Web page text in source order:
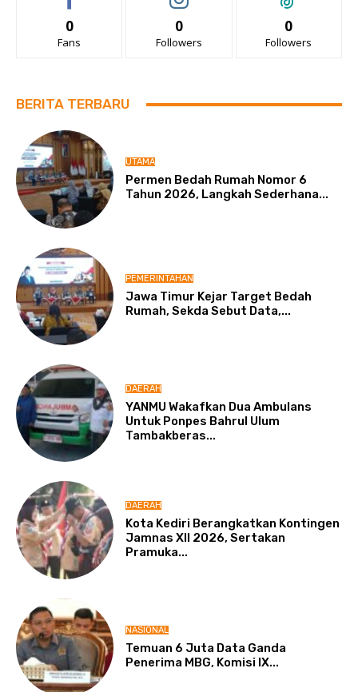
0
Fans
0
Followers
0
Followers
BERITA TERBARU
UTAMA
Permen Bedah Rumah Nomor 6
Tahun 2026, Langkah Sederhana...
PEMERINTAHAN
Jawa Timur Kejar Target Bedah
Rumah, Sekda Sebut Data,...
DAERAH
YANMU Wakafkan Dua Ambulans
Untuk Ponpes Bahrul Ulum
Tambakberas...
DAERAH
Kota Kediri Berangkatkan Kontingen
Jamnas XII 2026, Sertakan
Pramuka...
NASIONAL
Temuan 6 Juta Data Ganda
Penerima MBG, Komisi IX...